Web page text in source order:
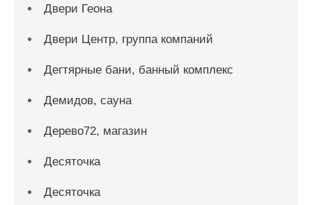
Двери Геона
Двери Центр, группа компаний
Дегтярные бани, банный комплекс
Демидов, сауна
Дерево72, магазин
Десяточка
Десяточка